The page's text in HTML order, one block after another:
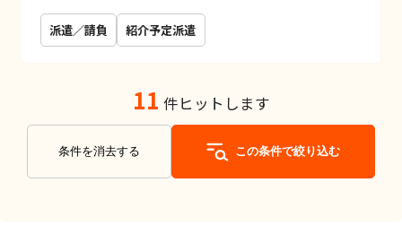
派遣／請負 紹介予定派遣
11 件ヒットします
条件を消去する この条件で絞り込む